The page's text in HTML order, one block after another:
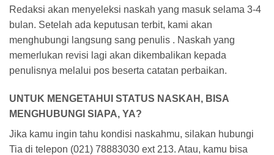
Redaksi akan menyeleksi naskah yang masuk selama 3-4
bulan. Setelah ada keputusan terbit, kami akan
menghubungi langsung sang penulis . Naskah yang
memerlukan revisi lagi akan dikembalikan kepada
penulisnya melalui pos beserta catatan perbaikan.
UNTUK MENGETAHUI STATUS NASKAH, BISA
MENGHUBUNGI SIAPA, YA?
Jika kamu ingin tahu kondisi naskahmu, silakan hubungi
Tia di telepon (021) 78883030 ext 213. Atau, kamu bisa